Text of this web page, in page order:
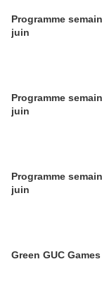
Programme
juin
Programme
juin
Programme
juin
Green GUC